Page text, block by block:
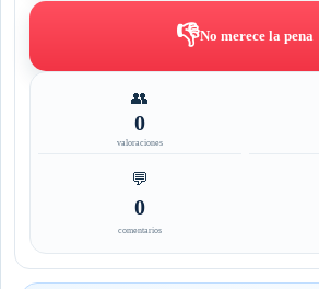
👎No merece la pena
👥
0
valoraciones
💬
0
comentarios